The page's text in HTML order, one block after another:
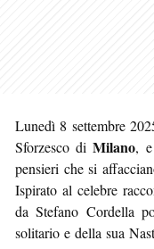
Lunedì 8 settembre
Sforzesco diMilano,
pensieri che si
Ispirato al celebre
da Stefano Cordella
solitario e della sua